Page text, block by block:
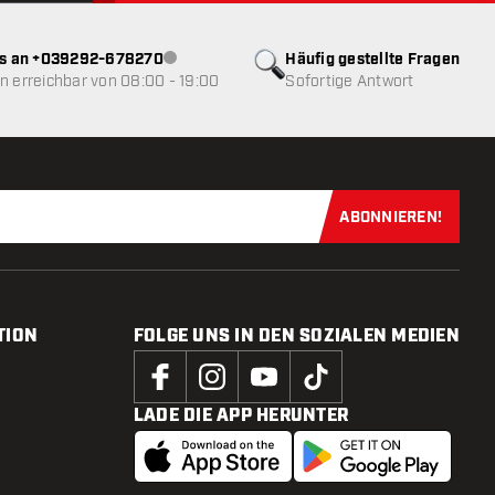
Häufig gestellte Fragen
Sofortige Antwort
an +039292-678270Kundenservice nicht verfügbar
erreichbar von 08:00 - 19:00
Jetzt für
ABONNIEREN!
FOLGE UNS IN DEN SOZIALEN MEDIEN
LADE DIE APP HERUNTER